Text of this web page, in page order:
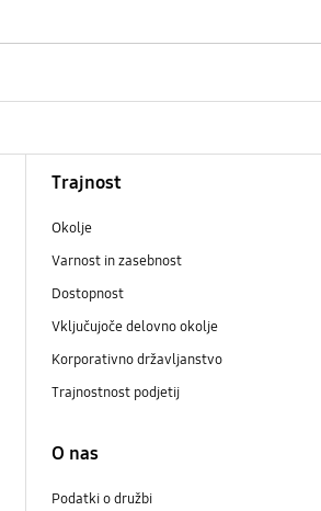
Trajnost
Okolje
Varnost in zasebnost
Dostopnost
Vključujoče delovno okolje
Korporativno državljanstvo
Trajnostnost podjetij
O nas
Podatki o družbi